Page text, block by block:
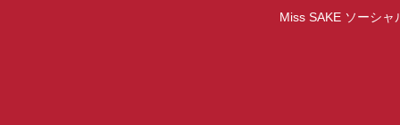
Miss SAKE ソーシ